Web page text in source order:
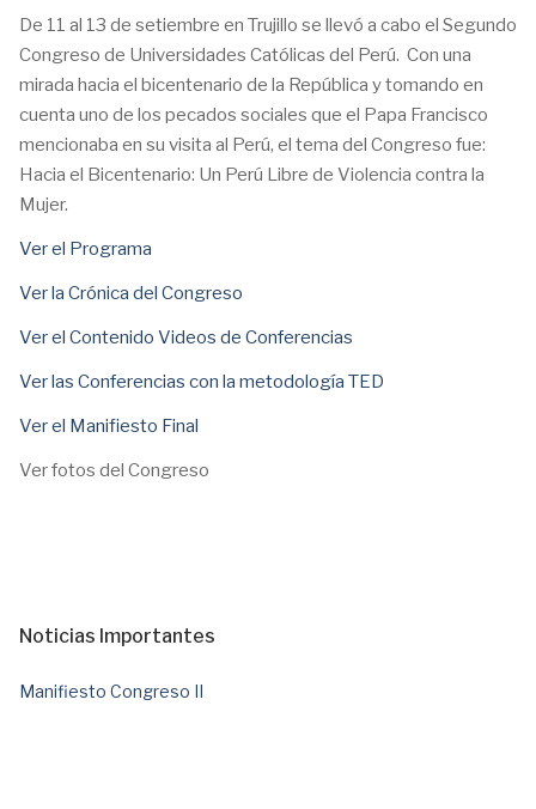
De 11 al 13 de setiembre en Trujillo se llevó a cabo el Segundo
Congreso de Universidades Católicas del Perú. Con una
mirada hacia el bicentenario de la República y tomando en
cuenta uno de los pecados sociales que el Papa Francisco
mencionaba en su visita al Perú, el tema del Congreso fue:
Hacia el Bicentenario: Un Perú Libre de Violencia contra la
Mujer.
Ver el Programa
Ver la Crónica del Congreso
Ver el Contenido Videos de Conferencias
Ver las Conferencias con la metodología TED
Ver el Manifiesto Final
Ver fotos del Congreso
Noticias Importantes
Manifiesto Congreso II